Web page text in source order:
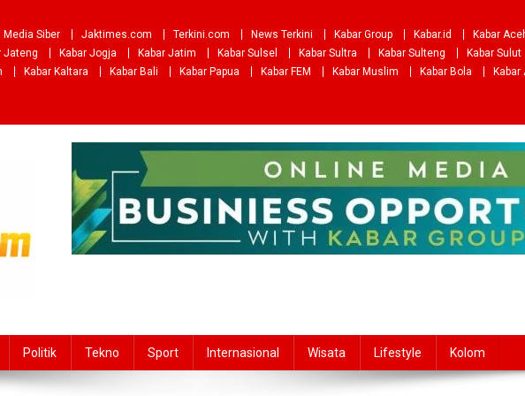
Media Siber Jaktimes.com Terkini.com News Terkini Kabar Group Kabar.id Kabar
Jateng Kabar Jogja Kabar Jatim Kabar Sulsel Kabar Sultra Kabar Sulteng Kabar Sulut
Kabar Kaltara Kabar Bali Kabar Papua Kabar FEM Kabar Muslim Kabar Bola Kabar
Politik Tekno Sport Internasional Wisata Lifestyle Kolom